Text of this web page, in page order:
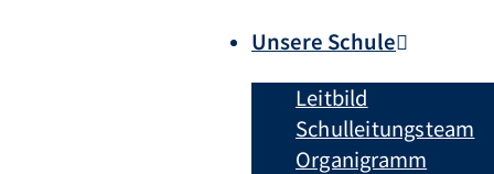
Unsere Schule
Leitbild
Schulleitungsteam
Organigramm